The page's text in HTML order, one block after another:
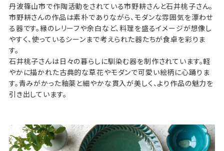
丹波篠山市で作陶活動をされている市野耕さんと石井桃子さん。
市野耕さんの作品は素朴でありながら、モダンな雰囲気を漂わせ
る器です。縁のレリーフや余白など、料理を盛るイメージが想像し
やすく、使っているシーンまで考えられた器たちが食卓を彩りま
す。
石井桃子さんは日々の暮らしに馴染む器を制作されています。軽
やかに描かれた古典的な草花やモダンで可愛い絵柄に心踊りま
す。青みがかった釉薬と細やかな貫入が美しく、より作品の魅力を
引き出しています。